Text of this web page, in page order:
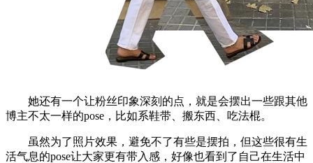
她还有一个让粉丝印象深刻的点，就是会摆出一些跟其他
博主不太一样的pose，比如系鞋带、搬东西、吃法棍。
虽然为了照片效果，避免不了有些是摆拍，但这些很有生
活气息的pose让大家更有带入感，好像也看到了自己在生活中